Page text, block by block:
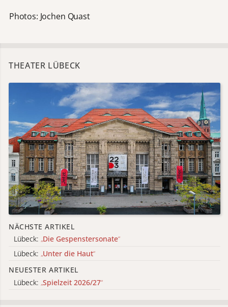
Photos: Jochen Quast
THEATER LÜBECK
NÄCHSTE ARTIKEL
Lübeck: „Die Gespenstersonate“
Lübeck: „Unter die Haut“
NEUESTER ARTIKEL
Lübeck: „Spielzeit 2026/27“